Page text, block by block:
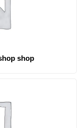
shop